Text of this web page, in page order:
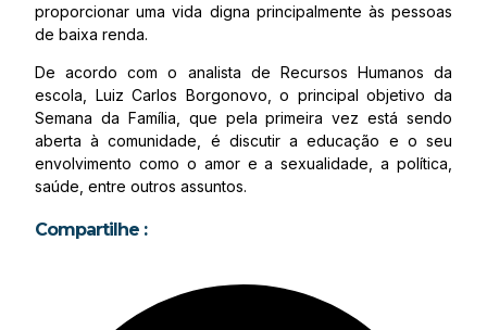
proporcionar uma vida digna principalmente às pessoas
de baixa renda.
De acordo com o analista de Recursos Humanos da
escola, Luiz Carlos Borgonovo, o principal objetivo da
Semana da Família, que pela primeira vez está sendo
aberta à comunidade, é discutir a educação e o seu
envolvimento como o amor e a sexualidade, a política,
saúde, entre outros assuntos.
Compartilhe :